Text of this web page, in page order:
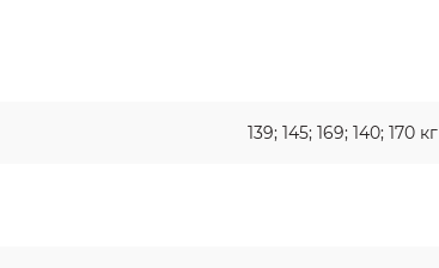
139; 145; 169; 140; 170 кг